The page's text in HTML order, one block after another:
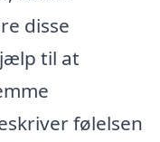
disse
til at
følelsen